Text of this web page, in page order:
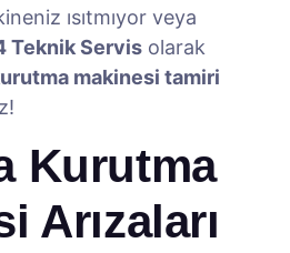
ısıtmıyor veya
Teknik Servis olarak
makinesi tamiri
Kurutma
Arızaları